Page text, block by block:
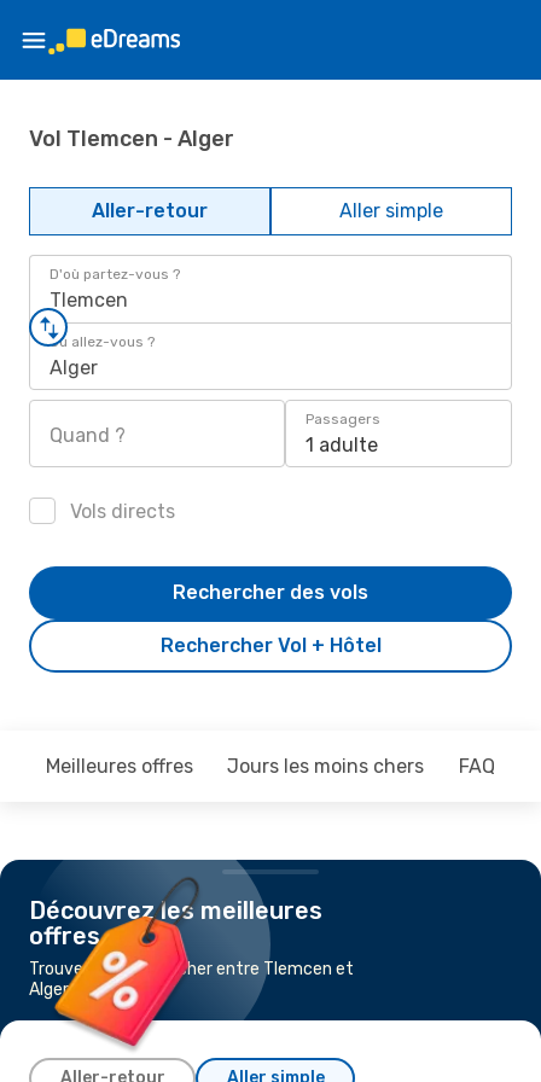
Vol Tlemcen - Alger
Aller-retour Aller simple
D'où partez-vous ?
Tlemcen
Où allez-vous ?
Alger
Quand ?
Passagers
1 adulte
Vols directs
Rechercher Vol + Hôtel
Rechercher des vols
Meilleures offres Jours les moins chers FAQ
Découvrez les meilleures
offres
Trouvez un vol pas cher entre Tlemcen et
Alger
Aller-retour Aller simple